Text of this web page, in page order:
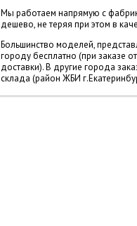
Мы работаем напрямую с
дешево, не теряя при этом в
Большинство моделей,
городу бесплатно (при заказе
доставки). В другие города
склада (район ЖБИ